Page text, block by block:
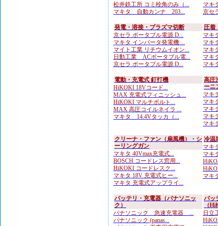
松井鉄工所 コミ栓角のみ（...
マキタ 自動カンナ 203...
マキ
京セ
発電・溶接・プラズマ切断
京セラ ポータブル電源 D...
マキタ インバータ発電機 ...
マイト工業 リチウムイオン...
日動工業 ACポータブル電...
京セラ ポータブル電源 D...
圧着
マキ
マキ
マキ
マキ
マキ
電動・充電式 釘打機
HiKOKI 18Vコード...
MAX 充電式フィニッシュ...
HiKOKI マルチボルト...
MAX 高圧コイルネイラ ...
マキタ 14.4Vタッカ（...
高圧
ーニ
マキ
マキ
マキ
マキ
マキ
クリーナ・ファン（扇風機）・シ
ーリングガン
マキタ 40Vmax充電式...
BOSCH コードレス窓用...
HiKOKI コードレスク...
マキタ 18V 充電式ヒー...
マキタ 充電式アップライ...
冷温
マキ
マキ
マキ
バッテリ・充電器（パナソニッ
ク）
パナソニック 急速充電器 ...
パナソニック (panas...
バッ
（
日立